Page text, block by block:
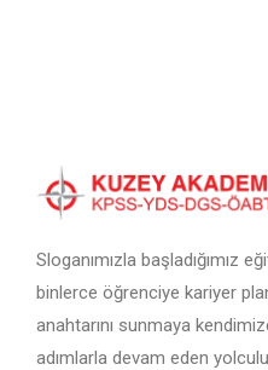
Sloganımızla başladığımız
binlerce öğrenciye kariyer
anahtarını sunmaya
adımlarla devam eden